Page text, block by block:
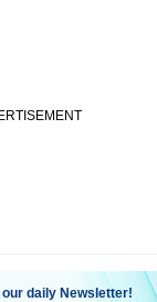
daily Newsletter!